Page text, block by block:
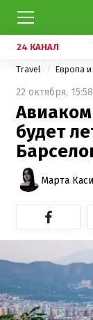
24 КАНАЛ
Travel Европа
22 октября, 15:58
будет
Марта